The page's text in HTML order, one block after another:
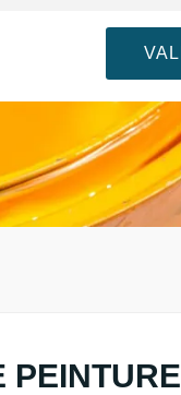
PEINTURE